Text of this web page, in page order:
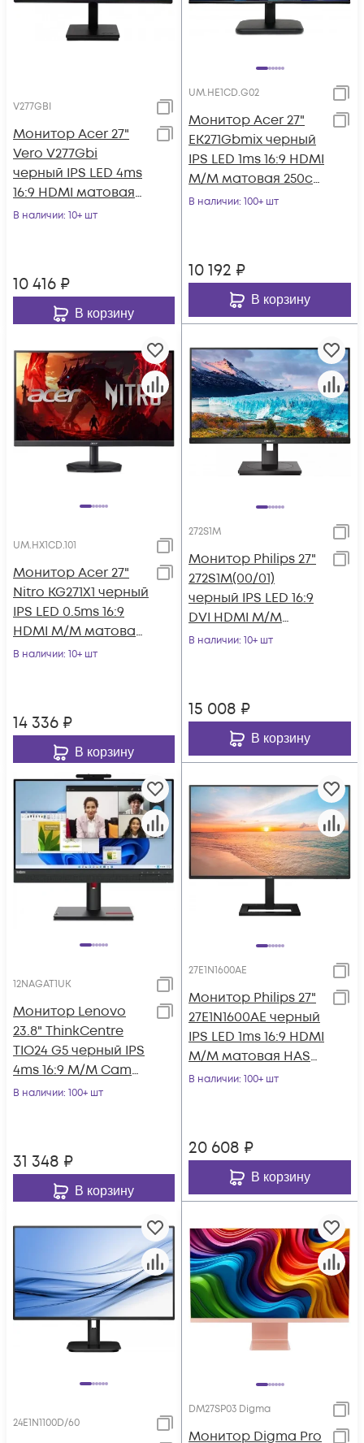
V277GBI
Монитор Acer 27"
Vero V277Gbi
черный IPS LED 4ms
16:9 HDMI матовая
250cd 178гр/178гр
В наличии: 10+ шт
10 416 ₽
В корзину
UM.HE1CD.G02
Монитор Acer 27"
EK271Gbmix черный
IPS LED 1ms 16:9 HDMI
M/M матовая 250cd
178гр/178гр 1920x1080
В наличии: 100+ шт
10 192 ₽
В корзину
UM.HX1CD.101
Монитор Acer 27"
Nitro KG271X1 черный
IPS LED 0.5ms 16:9
HDMI M/M матовая
250cd 178гр/178гр
В наличии: 10+ шт
14 336 ₽
В корзину
272S1M
Монитор Philips 27"
272S1M(00/01)
черный IPS LED 16:9
DVI HDMI M/M
матовая HAS Piv
В наличии: 10+ шт
15 008 ₽
В корзину
12NAGAT1UK
Монитор Lenovo
23.8" ThinkCentre
TIO24 G5 черный IPS
4ms 16:9 M/M Cam
матовая HAS Piv
В наличии: 100+ шт
31 348 ₽
В корзину
27E1N1600AE
Монитор Philips 27"
27E1N1600AE черный
IPS LED 1ms 16:9 HDMI
M/M матовая HAS
350cd 178гр/178гр
В наличии: 100+ шт
20 608 ₽
В корзину
24E1N1100D/60
DM27SP03 Digma
Монитор Digma Pro